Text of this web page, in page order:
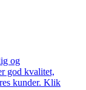
og
god kvalitet,
kunder. Klik